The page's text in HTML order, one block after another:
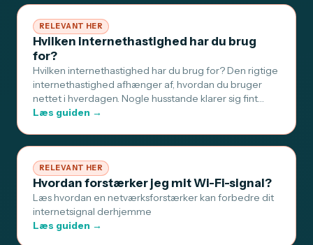
RELEVANT HER
Hvilken internethastighed har du brug
for?
Hvilken internethastighed har du brug for? Den rigtige
internethastighed afhænger af, hvordan du bruger
nettet i hverdagen. Nogle husstande klarer sig fint…
Læs guiden →
RELEVANT HER
Hvordan forstærker jeg mit Wi-Fi-signal?
Læs hvordan en netværksforstærker kan forbedre dit
internetsignal derhjemme
Læs guiden →